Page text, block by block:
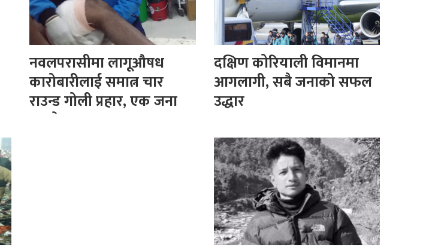
नवलपरासीमा लागूऔषध
कारोबारीलाई समात्न चार
राउन्ड गोली प्रहार, एक जना
घाइते
दक्षिण कोरियाली विमानमा
आगलागी, सबै जनाको सफल
उद्धार